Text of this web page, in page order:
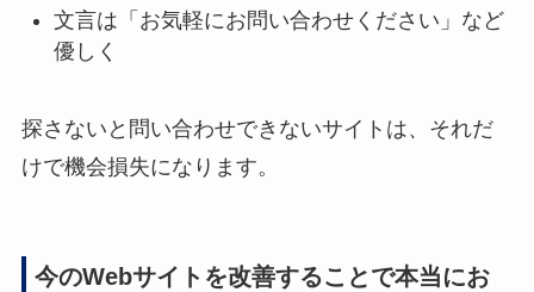
文言は「お気軽にお問い合わせください」など
優しく
探さないと問い合わせできないサイトは、それだ
けで機会損失になります。
今のWebサイトを改善することで本当にお